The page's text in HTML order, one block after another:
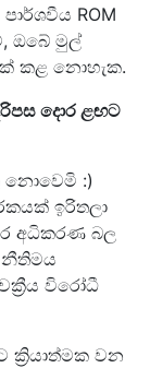
ROM
ඔබේ මුල්
කළ නොහැක.
දොර ළඟට
නොවෙමි :)
ඉරිතලා
අධිකරණ බල
නීතිමය
විරෝධී
ක්‍රියාත්මක වන